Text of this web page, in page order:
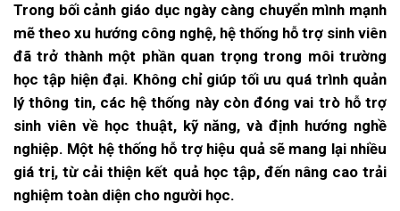
Trong bối cảnh giáo dục ngày càng chuyển mình mạnh
mẽ theo xu hướng công nghệ, hệ thống hỗ trợ sinh viên
đã trở thành một phần quan trọng trong môi trường
học tập hiện đại. Không chỉ giúp tối ưu quá trình quản
lý thông tin, các hệ thống này còn đóng vai trò hỗ trợ
sinh viên về học thuật, kỹ năng, và định hướng nghề
nghiệp. Một hệ thống hỗ trợ hiệu quả sẽ mang lại nhiều
giá trị, từ cải thiện kết quả học tập, đến nâng cao trải
nghiệm toàn diện cho người học.